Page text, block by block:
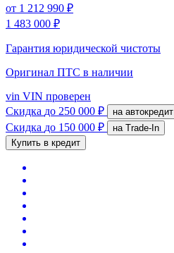
от 1 212 990 ₽
1 483 000 ₽
Гарантия юридической чистоты
Оригинал ПТС в наличии
vin VIN проверен
Скидка до 250 000 ₽ на автокредит
Скидка до 150 000 ₽
на Trade-In
Купить в кредит